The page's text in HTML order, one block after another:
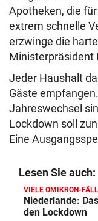
Apotheken, die
extrem schnelle
erzwinge die
Ministerpräsident
Jeder Haushalt
Gäste
Jahreswechsel
Lockdown soll
Eine
Lesen Sie auch:
VIELE OMIKRON-
Niederlande:
den Lockdown